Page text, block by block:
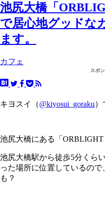
池尻大橋「
で居心地グッドな
ます。
カフェ
スポ
キヨスイ（@kiyosui_goraku）
池尻大橋にある「ORBLIGHT
池尻大橋駅から徒歩5分くら
った場所に位置しているの
も？